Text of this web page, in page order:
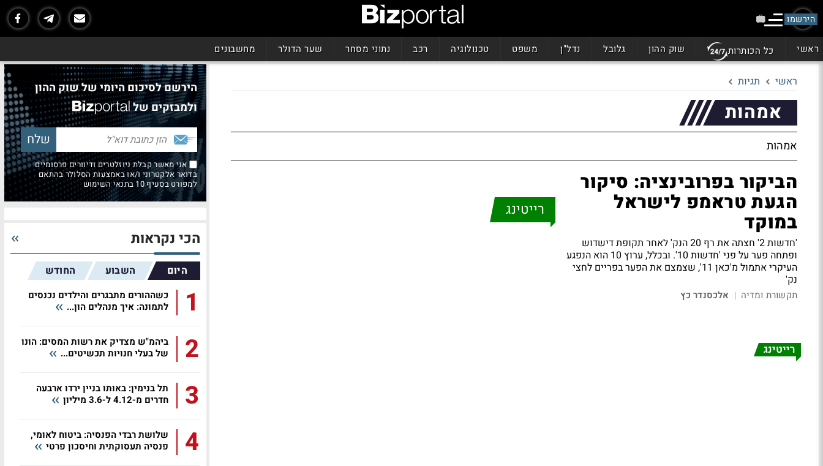
הירשמו
ראשי כל הכותרות שוק ההון גלובל נדל"ן משפט טכנולוגיה רכב נתוני מסחר שער הדולר מחשבונים
ראשי תגיות
אמהות
אמהות
הביקור בפרובינציה: סיקור
הגעת טראמפ לישראל
במוקד
'חדשות 2' חצתה את רף 20 הנק' לאחר תקופת דישדוש
ופתחה פער על פני 'חדשות 10'. ובכלל, ערוץ 10 הוא הנפגע
העיקרי אתמול מ'כאן 11', שצמצם את הפער בפריים לחצי
נק'
תקשורת ומדיה | אלכסנדר כץ
רייטינג
רייטינג
הירשם לסיכום היומי של שוק ההון
ולמבזקים של
אני מאשר קבלת ניוזלטרים ודיוורים פרסומיים
בדואר אלקטרוני ו/או באמצעות הסלולר בהתאם
למפורט בסעיף 10 בתנאי השימוש
הכי נקראות
היום השבוע החודש
1
כשההורים מתבגרים והילדים נכנסים
לתמונה: איך מנהלים הון...
2
ביהמ"ש מצדיק את רשות המסים: הונו
של בעלי חנויות תכשיטים...
3
תל בנימין: באותו בניין ירדו ארבעה
חדרים מ-4.12 ל-3.6 מיליון
4
שלושת רבדי הפנסיה: ביטוח לאומי,
פנסיה תעסוקתית וחיסכון פרטי